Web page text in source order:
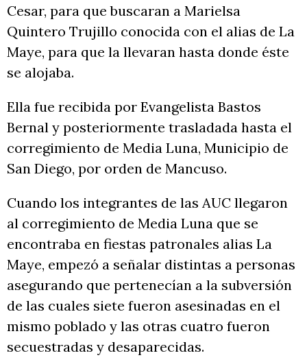
Cesar, para que buscaran a Marielsa
Quintero Trujillo conocida con el alias de La
Maye, para que la llevaran hasta donde éste
se alojaba.
Ella fue recibida por Evangelista Bastos
Bernal y posteriormente trasladada hasta el
corregimiento de Media Luna, Municipio de
San Diego, por orden de Mancuso.
Cuando los integrantes de las AUC llegaron
al corregimiento de Media Luna que se
encontraba en fiestas patronales alias La
Maye, empezó a señalar distintas a personas
asegurando que pertenecían a la subversión
de las cuales siete fueron asesinadas en el
mismo poblado y las otras cuatro fueron
secuestradas y desaparecidas.